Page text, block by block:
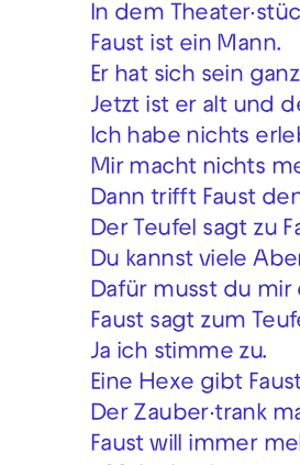
In dem
Faust ist ein Mann.
Er hat sich sein
Jetzt ist er alt und
Ich habe nichts
Mir macht nichts
Dann trifft Faust
Der Teufel sagt zu
Du kannst viele
Dafür musst du mir
Faust sagt zum
Ja ich stimme zu.
Eine Hexe gibt
Der Zauber∙trank
Faust will immer